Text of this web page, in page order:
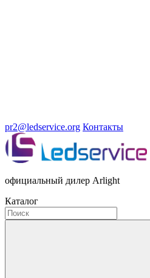
pr2@ledservice.org Контакты
официальный дилер Arlight
Каталог